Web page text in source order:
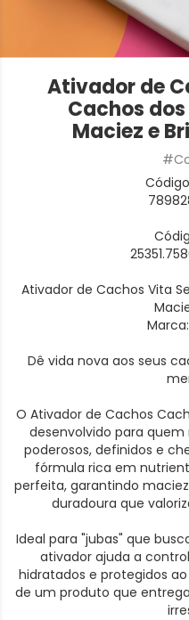
Ativador de
Cachos
Maciez e
Ativador de Cachos Vita
Dê vida nova aos seus
O Ativador de Cachos
desenvolvido para
poderosos, definidos e
fórmula rica em
perfeita, garantindo
duradoura que
Ideal para "jubas" que
ativador ajuda a
hidratados e protegidos
de um produto que